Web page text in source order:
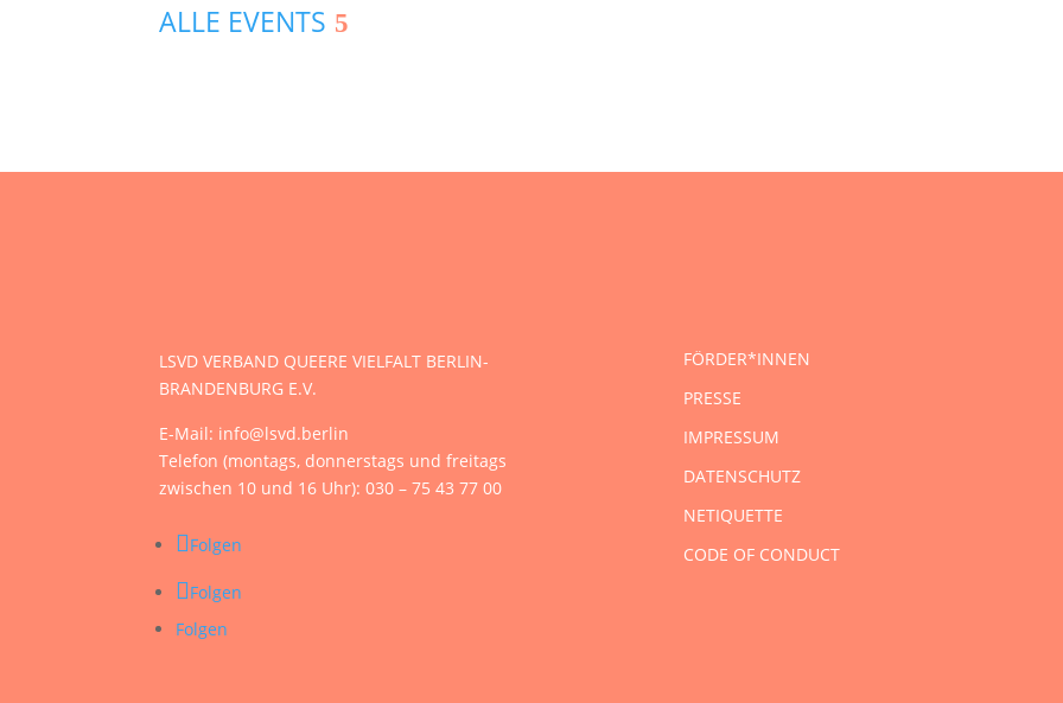
ALLE EVENTS
LSVD VERBAND QUEERE VIELFALT BERLIN-
BRANDENBURG E.V.
E-Mail: info@lsvd.berlin
Telefon (montags, donnerstags und freitags
zwischen 10 und 16 Uhr): 030 – 75 43 77 00
Folgen
Folgen
Folgen
FÖRDER*INNEN
PRESSE
IMPRESSUM
DATENSCHUTZ
NETIQUETTE
CODE OF CONDUCT